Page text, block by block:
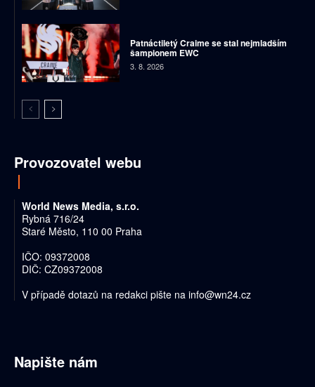
Patnáctiletý Craime se stal nejmladším
šampionem EWC
3. 8. 2026
Provozovatel webu
World News Media, s.r.o.
Rybná 716/24
Staré Město, 110 00 Praha
IČO: 09372008
DIČ: CZ09372008
V případě dotazů na redakci pište na info@wn24.cz
Napište nám